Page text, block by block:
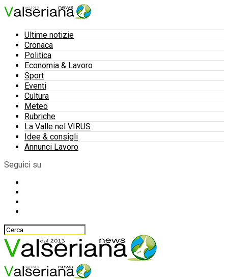
Ultime notizie
Cronaca
Politica
Economia & Lavoro
Sport
Eventi
Cultura
Meteo
Rubriche
La Valle nel VIRUS
Idee & consigli
Annunci Lavoro
Seguici su